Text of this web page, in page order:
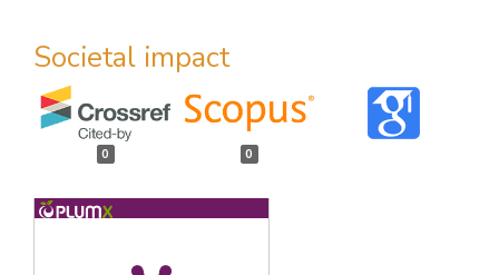
Societal impact
0 0